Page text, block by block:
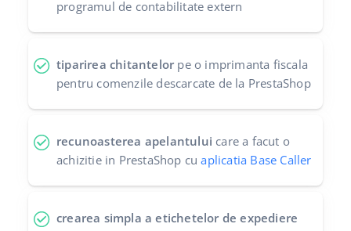
programul de contabilitate extern
tiparirea chitantelor pe o imprimanta fiscala
pentru comenzile descarcate de la PrestaShop
recunoasterea apelantului care a facut o
achizitie in PrestaShop cuaplicatia Base Caller
crearea simpla a etichetelor de expediere